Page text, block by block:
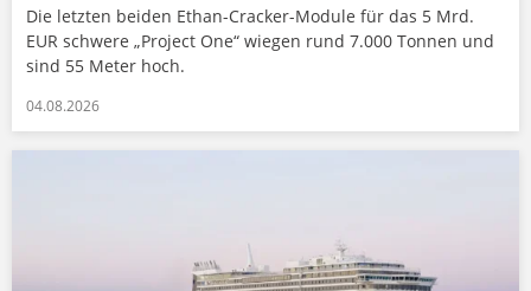
Die letzten beiden Ethan-Cracker-Module für das 5 Mrd.
EUR schwere „Project One“ wiegen rund 7.000 Tonnen und
sind 55 Meter hoch.
04.08.2026